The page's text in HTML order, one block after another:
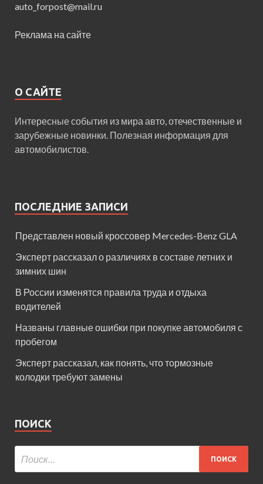
auto_forpost@mail.ru
Реклама на сайте
О САЙТЕ
Интересные события из мира авто, отечественные и
зарубежные новинки. Полезная информация для
автомобилистов.
ПОСЛЕДНИЕ ЗАПИСИ
Представлен новый кроссовер Mercedes-Benz GLA
Эксперт рассказал о различиях в составе летних и
зимних шин
В России изменятся правила труда и отдыха
водителей
Названы главные ошибки при покупке автомобиля с
пробегом
Эксперт рассказал, как понять, что тормозные
колодки требуют замены
ПОИСК